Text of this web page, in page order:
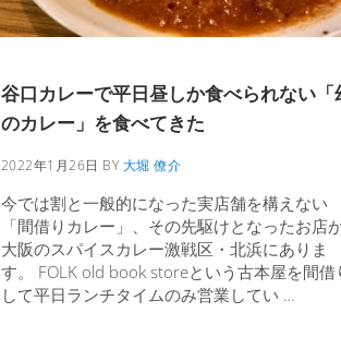
谷口カレーで平日昼しか食べられない「
のカレー」を食べてきた
2022年1月26日 BY 大堀 僚介
今では割と一般的になった実店舗を構えない
「間借りカレー」、その先駆けとなったお店
大阪のスパイスカレー激戦区・北浜にありま
す。 FOLK old book storeという古本屋を間借
して平日ランチタイムのみ営業してい …